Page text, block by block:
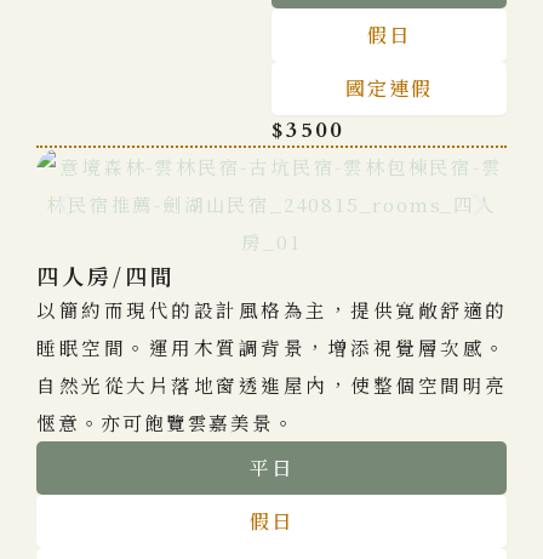
假日
國定連假
$3500
四人房/四間
以簡約而現代的設計風格為主，提供寬敞舒適的
睡眠空間。運用木質調背景，增添視覺層次感。
自然光從大片落地窗透進屋內，使整個空間明亮
愜意。亦可飽覽雲嘉美景。
平日
假日